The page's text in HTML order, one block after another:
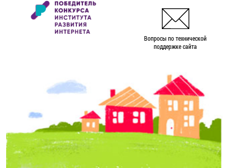
Вопросы по технической
поддержке сайта